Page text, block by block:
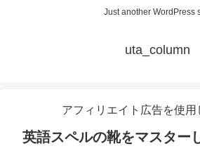
Just another WordPress
uta_column
アフィリエイト広告を使用
英語スペルの靴をマスター